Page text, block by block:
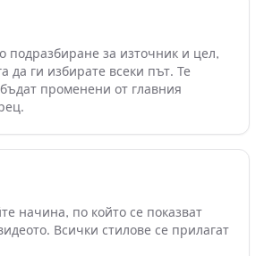
подразбиране за източник и цел,
да ги избирате всеки път. Те
променени от главния
начина, по който се показват
Всички стилове се прилагат